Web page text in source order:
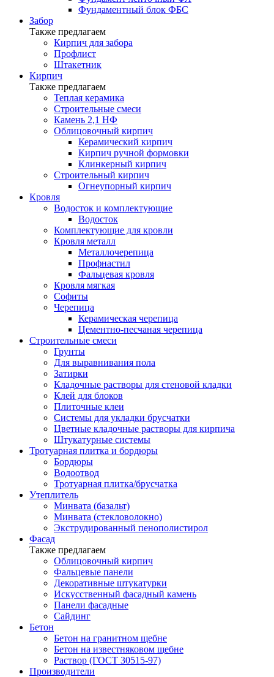
Фундаментный блок ФБС
Забор
Также предлагаем
Кирпич для забора
Профлист
Штакетник
Кирпич
Также предлагаем
Теплая керамика
Строительные смеси
Камень 2,1 НФ
Облицовочный кирпич
Керамический кирпич
Кирпич ручной формовки
Клинкерный кирпич
Строительный кирпич
Огнеупорный кирпич
Кровля
Водосток и комплектующие
Водосток
Комплектующие для кровли
Кровля металл
Металлочерепица
Профнастил
Фальцевая кровля
Кровля мягкая
Софиты
Черепица
Керамическая черепица
Цементно-песчаная черепица
Строительные смеси
Грунты
Для выравнивания пола
Затирки
Кладочные растворы для стеновой кладки
Клей для блоков
Плиточные клеи
Системы для укладки брусчатки
Цветные кладочные растворы для кирпича
Штукатурные системы
Тротуарная плитка и бордюры
Бордюры
Водоотвод
Тротуарная плитка/брусчатка
Утеплитель
Минвата (базальт)
Минвата (стекловолокно)
Экструдированный пенополистирол
Фасад
Также предлагаем
Облицовочный кирпич
Фальцевые панели
Декоративные штукатурки
Искусственный фасадный камень
Панели фасадные
Сайдинг
Бетон
Бетон на гранитном щебне
Бетон на известняковом щебне
Раствор (ГОСТ 30515-97)
Производители